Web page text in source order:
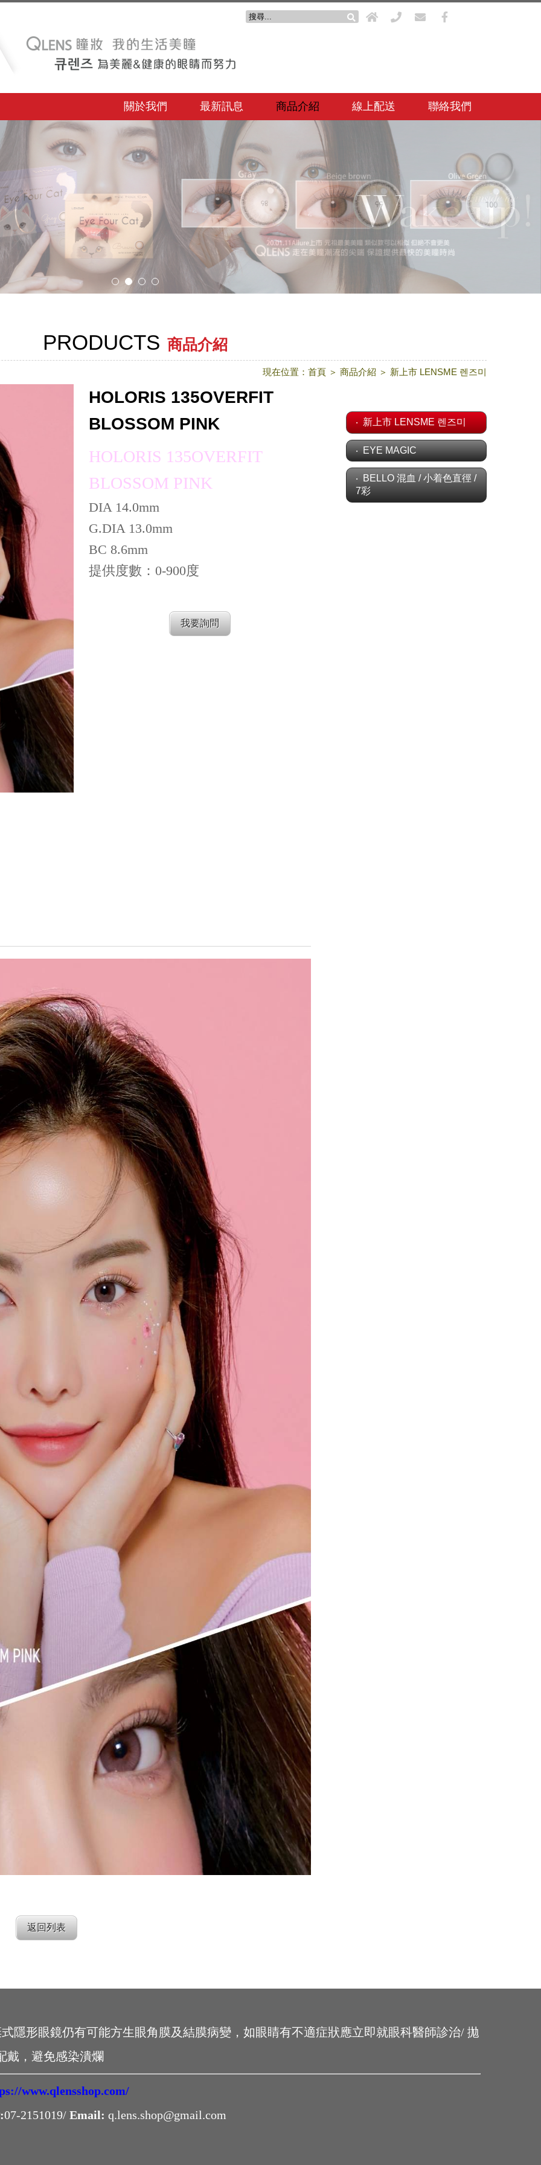
關於我們 最新訊息 商品介紹 線上配送 聯絡我們
PRODUCTS 商品介紹
現在位置： 首頁 ＞ 商品介紹 ＞ 新上市 LENSME 렌즈미
HOLORIS 135OVERFIT
BLOSSOM PINK
HOLORIS 135OVERFIT
BLOSSOM PINK
DIA 14.0mm
G.DIA 13.0mm
BC 8.6mm
提供度數：0-900度
我要詢問
返回列表
新上市 LENSME 렌즈미
EYE MAGIC
BELLO 混血 / 小着色直徑 /
7彩
隱形眼鏡仍有可能方生眼角膜及結膜病變，如眼睛有不適症狀應立即就眼科醫師診治/ 拋
戴，避免感染潰爛
www.qlensshop.com/
07-2151019/ Email: q.lens.shop@gmail.com